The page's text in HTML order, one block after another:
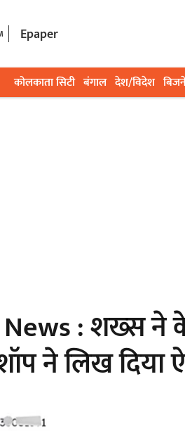
Epaper
कोलकाता सिटी बंगाल देश/विदेश
: शख्स ने
शॉप ने लिख